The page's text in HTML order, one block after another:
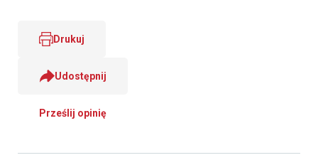
Drukuj
Udostępnij
Prześlij opinię